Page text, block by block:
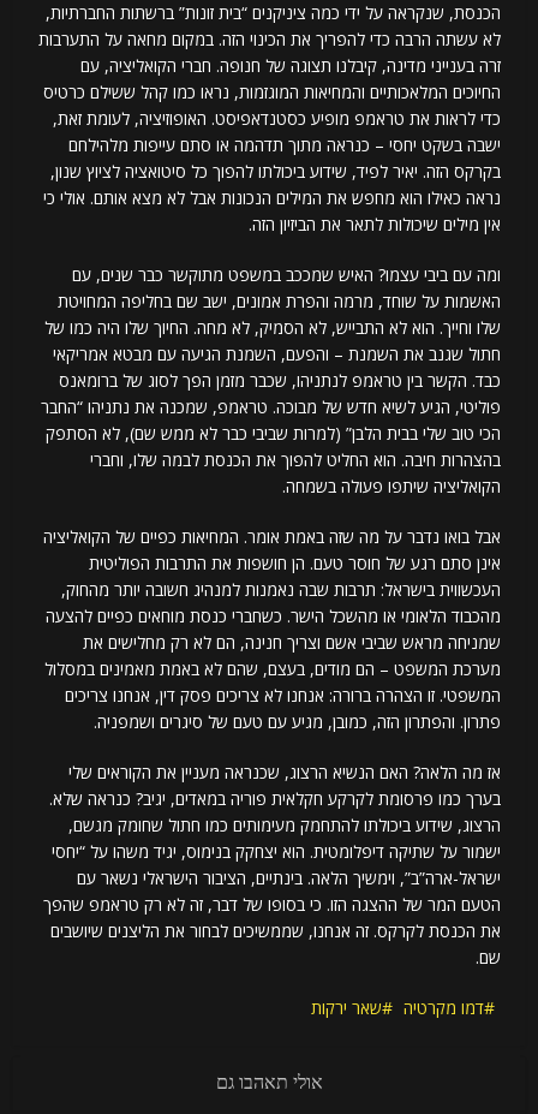
הכנסת, שנקראה על ידי כמה ציניקנים “בית זונות” ברשתות החברתיות,
לא עשתה הרבה כדי להפריך את הכינוי הזה. במקום מחאה על התערבות
זרה בענייני מדינה, קיבלנו תצוגה של חנופה. חברי הקואליציה, עם
החיוכים המלאכותיים והמחיאות המוגזמות, נראו כמו קהל ששילם כרטיס
כדי לראות את טראמפ מופיע כסטנדאפיסט. האופוזיציה, לעומת זאת,
ישבה בשקט יחסי – כנראה מתוך תדהמה או סתם עייפות מלהילחם
בקרקס הזה. יאיר לפיד, שידוע ביכולתו להפוך כל סיטואציה לציוץ שנון,
נראה כאילו הוא מחפש את המילים הנכונות אבל לא מצא אותם. אולי כי
אין מילים שיכולות לתאר את הביזיון הזה.
ומה עם ביבי עצמו? האיש שמככב במשפט מתוקשר כבר שנים, עם
האשמות על שוחד, מרמה והפרת אמונים, ישב שם בחליפה המחויטת
שלו וחייך. הוא לא התבייש, לא הסמיק, לא מחה. החיוך שלו היה כמו של
חתול שגנב את השמנת – והפעם, השמנת הגיעה עם מבטא אמריקאי
כבד. הקשר בין טראמפ לנתניהו, שכבר מזמן הפך לסוג של ברומאנס
פוליטי, הגיע לשיא חדש של מבוכה. טראמפ, שמכנה את נתניהו “החבר
הכי טוב שלי בבית הלבן” (למרות שביבי כבר לא ממש שם), לא הסתפק
בהצהרות חיבה. הוא החליט להפוך את הכנסת לבמה שלו, וחברי
הקואליציה שיתפו פעולה בשמחה.
אבל בואו נדבר על מה שזה באמת אומר. המחיאות כפיים של הקואליציה
אינן סתם רגע של חוסר טעם. הן חושפות את התרבות הפוליטית
העכשווית בישראל: תרבות שבה נאמנות למנהיג חשובה יותר מהחוק,
מהכבוד הלאומי או מהשכל הישר. כשחברי כנסת מוחאים כפיים להצעה
שמניחה מראש שביבי אשם וצריך חנינה, הם לא רק מחלישים את
מערכת המשפט – הם מודים, בעצם, שהם לא באמת מאמינים במסלול
המשפטי. זו הצהרה ברורה: אנחנו לא צריכים פסק דין, אנחנו צריכים
פתרון. והפתרון הזה, כמובן, מגיע עם טעם של סיגרים ושמפניה.
אז מה הלאה? האם הנשיא הרצוג, שכנראה מעניין את הקוראים שלי
בערך כמו פרסומת לקרקע חקלאית פוריה במאדים, יגיב? כנראה שלא.
הרצוג, שידוע ביכולתו להתחמק מעימותים כמו חתול שחומק מגשם,
ישמור על שתיקה דיפלומטית. הוא יצחקק בנימוס, יגיד משהו על “יחסי
ישראל-ארה”ב”, וימשיך הלאה. בינתיים, הציבור הישראלי נשאר עם
הטעם המר של ההצגה הזו. כי בסופו של דבר, זה לא רק טראמפ שהפך
את הכנסת לקרקס. זה אנחנו, שממשיכים לבחור את הליצנים שיושבים
שם.
דמו מקרטיה שאר ירקות
אולי תאהבו גם